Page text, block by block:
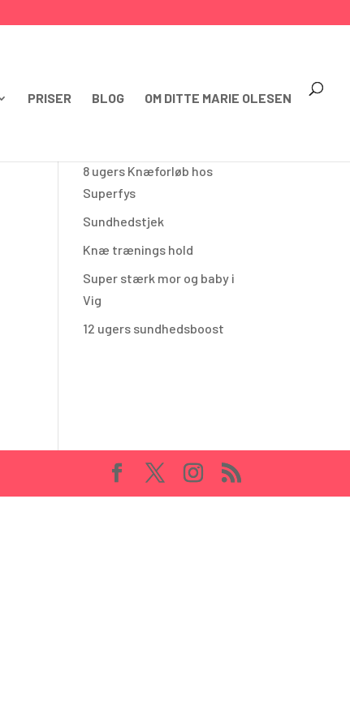
PRISER BLOG OM DITTE MARIE OLESEN
8 ugers Knæforløb hos
Superfys
Sundhedstjek
Knæ trænings hold
Super stærk mor og baby i
Vig
12 ugers sundhedsboost